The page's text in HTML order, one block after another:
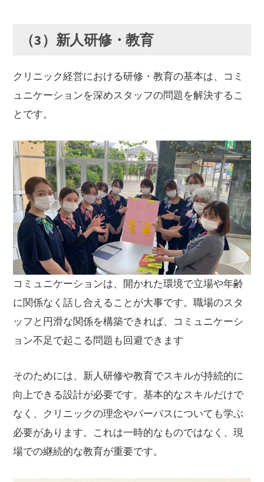
（3）新人研修・教育
クリニック経営における研修・教育の基本は、コミ
ュニケーションを深めスタッフの問題を解決するこ
とです。
コミュニケーションは、開かれた環境で立場や年齢
に関係なく話し合えることが大事です。職場のスタ
ッフと円滑な関係を構築できれば、コミュニケーシ
ョン不足で起こる問題も回避できます
そのためには、新人研修や教育でスキルが持続的に
向上できる設計が必要です。基本的なスキルだけで
なく、クリニックの理念やパーパスについても学ぶ
必要があります。これは一時的なものではなく、現
場での継続的な教育が重要です。